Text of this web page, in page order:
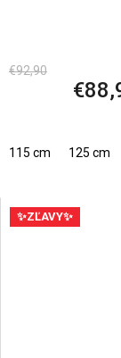
€92,90
115 cm 125 cm
✨ZĽAVY✨